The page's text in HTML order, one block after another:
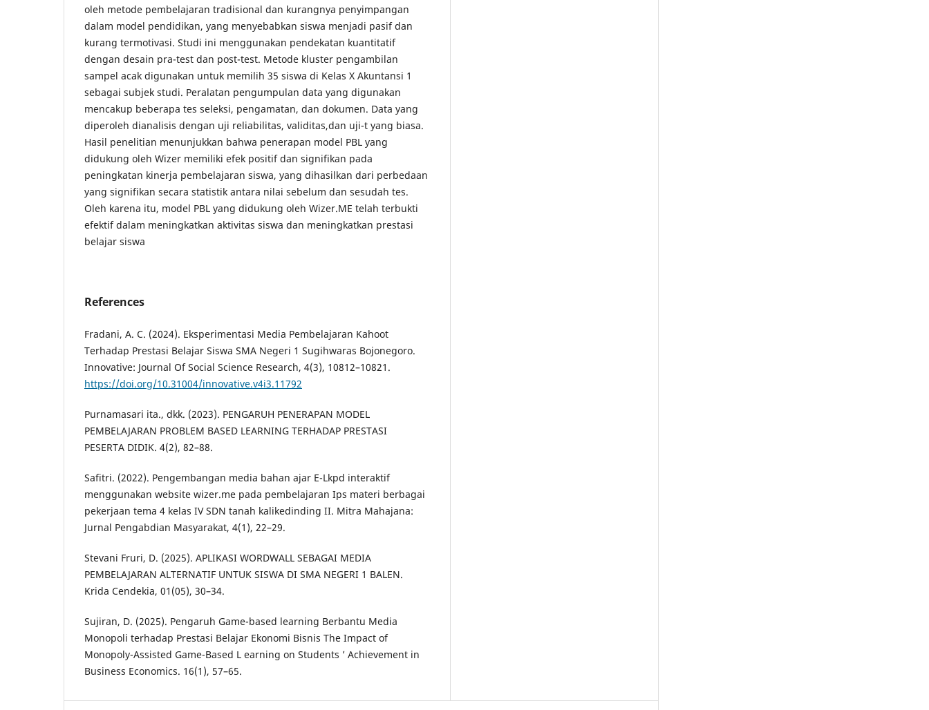
oleh metode pembelajaran tradisional dan kurangnya penyimpangan
dalam model pendidikan, yang menyebabkan siswa menjadi pasif dan
kurang termotivasi. Studi ini menggunakan pendekatan kuantitatif
dengan desain pra-test dan post-test. Metode kluster pengambilan
sampel acak digunakan untuk memilih 35 siswa di Kelas X Akuntansi 1
sebagai subjek studi. Peralatan pengumpulan data yang digunakan
mencakup beberapa tes seleksi, pengamatan, dan dokumen. Data yang
diperoleh dianalisis dengan uji reliabilitas, validitas,dan uji-t yang biasa.
Hasil penelitian menunjukkan bahwa penerapan model PBL yang
didukung oleh Wizer memiliki efek positif dan signifikan pada
peningkatan kinerja pembelajaran siswa, yang dihasilkan dari perbedaan
yang signifikan secara statistik antara nilai sebelum dan sesudah tes.
Oleh karena itu, model PBL yang didukung oleh Wizer.ME telah terbukti
efektif dalam meningkatkan aktivitas siswa dan meningkatkan prestasi
belajar siswa
References
Fradani, A. C. (2024). Eksperimentasi Media Pembelajaran Kahoot
Terhadap Prestasi Belajar Siswa SMA Negeri 1 Sugihwaras Bojonegoro.
Innovative: Journal Of Social Science Research, 4(3), 10812–10821.
https://doi.org/10.31004/innovative.v4i3.11792
Purnamasari ita., dkk. (2023). PENGARUH PENERAPAN MODEL
PEMBELAJARAN PROBLEM BASED LEARNING TERHADAP PRESTASI
PESERTA DIDIK. 4(2), 82–88.
Safitri. (2022). Pengembangan media bahan ajar E-Lkpd interaktif
menggunakan website wizer.me pada pembelajaran Ips materi berbagai
pekerjaan tema 4 kelas IV SDN tanah kalikedinding II. Mitra Mahajana:
Jurnal Pengabdian Masyarakat, 4(1), 22–29.
Stevani Fruri, D. (2025). APLIKASI WORDWALL SEBAGAI MEDIA
PEMBELAJARAN ALTERNATIF UNTUK SISWA DI SMA NEGERI 1 BALEN.
Krida Cendekia, 01(05), 30–34.
Sujiran, D. (2025). Pengaruh Game-based learning Berbantu Media
Monopoli terhadap Prestasi Belajar Ekonomi Bisnis The Impact of
Monopoly-Assisted Game-Based L earning on Students ’ Achievement in
Business Economics. 16(1), 57–65.